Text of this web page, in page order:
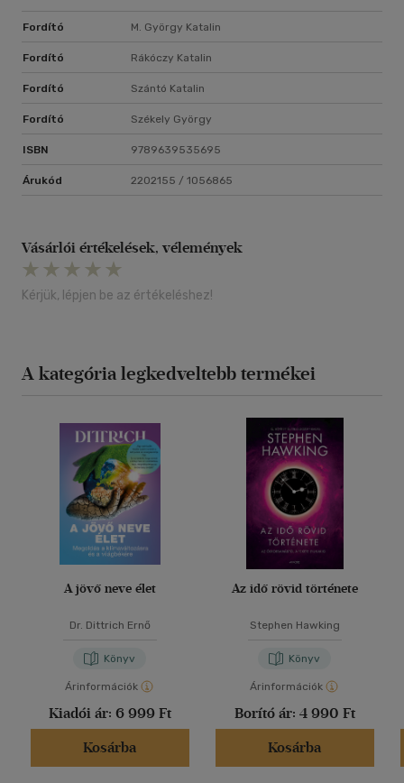
Fordító M. György Katalin
Fordító Rákóczy Katalin
Fordító Szántó Katalin
Fordító Székely György
ISBN 9789639535695
Árukód 2202155 / 1056865
Vásárlói értékelések, vélemények
Kérjük, lépjen be az értékeléshez!
A kategória legkedveltebb termékei
A jövő neve élet
Dr. Dittrich Ernő
Könyv
Árinformációk
Kiadói ár: 6 999 Ft
Kosárba
Az idő rövid története
Stephen Hawking
Könyv
Árinformációk
Borító ár: 4 990 Ft
Kosárba